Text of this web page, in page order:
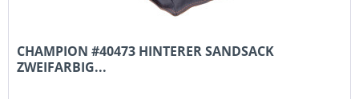
CHAMPION #40473 HINTERER SANDSACK
ZWEIFARBIG...